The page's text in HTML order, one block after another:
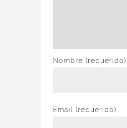
Nombre (requerido)
Email (requerido)